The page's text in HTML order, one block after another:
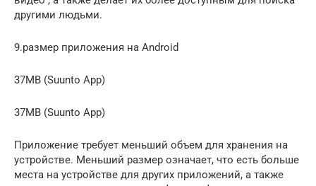
другими людьми.
9.размер приложения на Android
37MB (Suunto App)
37MB (Suunto App)
Приложение требует меньший объем для хранения на
устройстве. Меньший размер означает, что есть больше
места на устройстве для других приложений, а также